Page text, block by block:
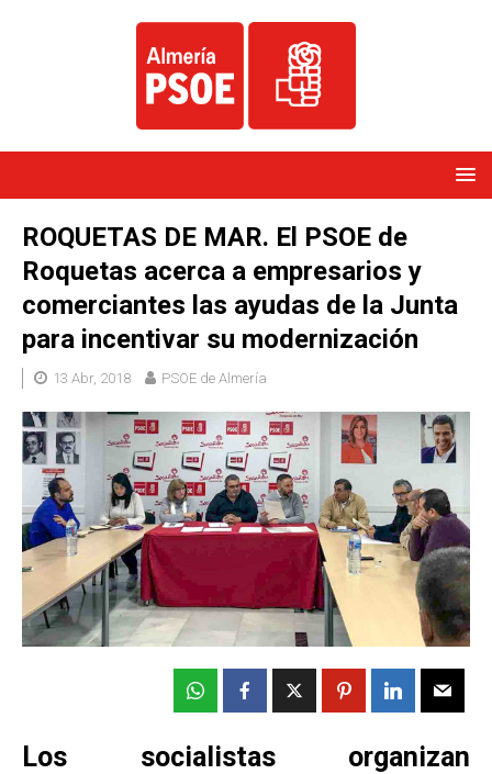
ROQUETAS DE MAR. El PSOE de
Roquetas acerca a empresarios y
comerciantes las ayudas de la Junta
para incentivar su modernización
13 Abr, 2018 PSOE de Almería
Los socialistas organizan